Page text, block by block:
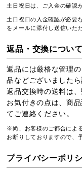
土日祝日は、ご入金の確認
土日祝日の入金確認が必要
をメールに添付し送信いた
返品・交換について
返品には厳格な管理
品などございました
返品交換時の送料は
お気付きの点は、商
てご連絡ください。
※尚、お客様のご都合によ
お断りしておりますので、
プライバシーポリ